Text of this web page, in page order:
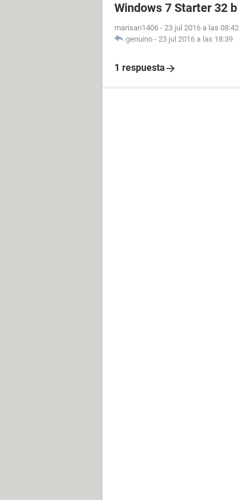
Windows 7 Starter 32 b
marisan1406 - 23 jul 2016 a las 08:42
genuino - 23 jul 2016 a las 18:39
1 respuesta